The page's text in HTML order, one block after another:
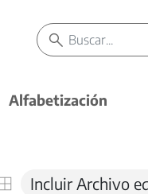
Alfabetización
Incluir Archivo